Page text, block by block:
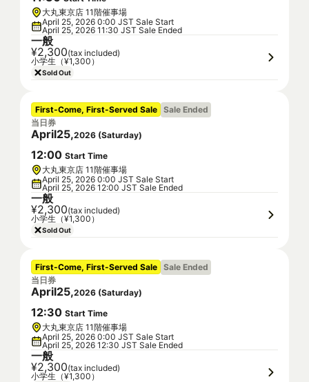
大丸東京店 11階催事場
April 25, 2026 0:00 JST Sale Start
April 25, 2026 11:30 JST Sale Ended
一般
¥2,300(tax included)
小学生（¥1,300）
Sold Out
First-Come, First-Served Sale Sale Ended
当日券
April25,2026 (Saturday)
12:00 Start Time
大丸東京店 11階催事場
April 25, 2026 0:00 JST Sale Start
April 25, 2026 12:00 JST Sale Ended
一般
¥2,300(tax included)
小学生（¥1,300）
Sold Out
First-Come, First-Served Sale Sale Ended
当日券
April25,2026 (Saturday)
12:30 Start Time
大丸東京店 11階催事場
April 25, 2026 0:00 JST Sale Start
April 25, 2026 12:30 JST Sale Ended
一般
¥2,300(tax included)
小学生（¥1,300）